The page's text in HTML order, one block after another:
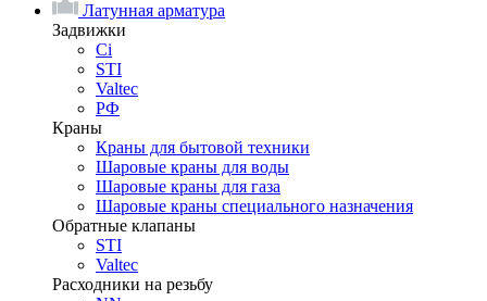
Латунная арматура
Задвижки
Ci
STI
Valtec
РФ
Краны
Краны для бытовой техники
Шаровые краны для воды
Шаровые краны для газа
Шаровые краны специального назначения
Обратные клапаны
STI
Valtec
Расходники на резьбу